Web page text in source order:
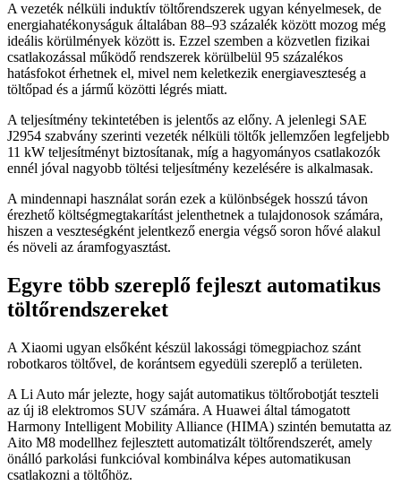
A vezeték nélküli induktív töltőrendszerek ugyan kényelmesek, de
energiahatékonyságuk általában 88–93 százalék között mozog még
ideális körülmények között is. Ezzel szemben a közvetlen fizikai
csatlakozással működő rendszerek körülbelül 95 százalékos
hatásfokot érhetnek el, mivel nem keletkezik energiaveszteség a
töltőpad és a jármű közötti légrés miatt.
A teljesítmény tekintetében is jelentős az előny. A jelenlegi SAE
J2954 szabvány szerinti vezeték nélküli töltők jellemzően legfeljebb
11 kW teljesítményt biztosítanak, míg a hagyományos csatlakozók
ennél jóval nagyobb töltési teljesítmény kezelésére is alkalmasak.
A mindennapi használat során ezek a különbségek hosszú távon
érezhető költségmegtakarítást jelenthetnek a tulajdonosok számára,
hiszen a veszteségként jelentkező energia végső soron hővé alakul
és növeli az áramfogyasztást.
Egyre több szereplő fejleszt automatikus
töltőrendszereket
A Xiaomi ugyan elsőként készül lakossági tömegpiachoz szánt
robotkaros töltővel, de korántsem egyedüli szereplő a területen.
A Li Auto már jelezte, hogy saját automatikus töltőrobotját teszteli
az új i8 elektromos SUV számára. A Huawei által támogatott
Harmony Intelligent Mobility Alliance (HIMA) szintén bemutatta az
Aito M8 modellhez fejlesztett automatizált töltőrendszerét, amely
önálló parkolási funkcióval kombinálva képes automatikusan
csatlakozni a töltőhöz.